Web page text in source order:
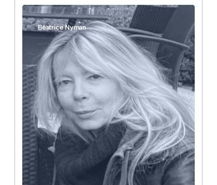
Béatrice Nyman